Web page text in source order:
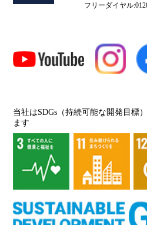
フリーダイヤル
当社はSDGs（持続可能な開発目標
ます